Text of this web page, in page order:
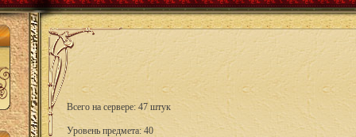
Всего на сервере: 47 штук
Уровень предмета: 40